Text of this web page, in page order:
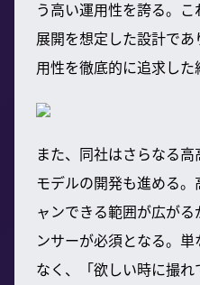
う高い運用性を誇る。
展開を想定した設計で
用性を徹底的に追求した
また、同社はさらなる
モデルの開発も進める
ャンできる範囲が広が
ンサーが必須となる。
なく、「欲しい時に撮れ